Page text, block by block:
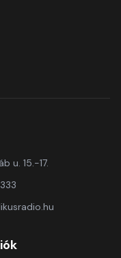
u. 15.-17.